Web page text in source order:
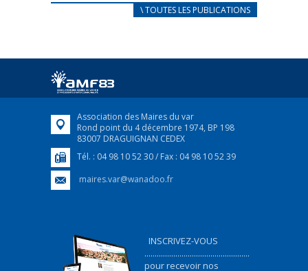
CARNET D’ACCUEIL
Afin d’accompagner au mieux les réfugiés
FEUILLETER
\ TOUTES LES PUBLICATIONS
Association des Maires du var
Rond point du 4 décembre 1974, BP 198
83007 DRAGUIGNAN CEDEX
Tél. : 04 98 10 52 30 / Fax : 04 98 10 52 39
maires.var@wanadoo.fr
INSCRIVEZ-VOUS
...................................................
pour recevoir nos